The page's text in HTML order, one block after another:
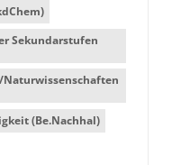
Sekundarstufen
(Be.Nachhal)